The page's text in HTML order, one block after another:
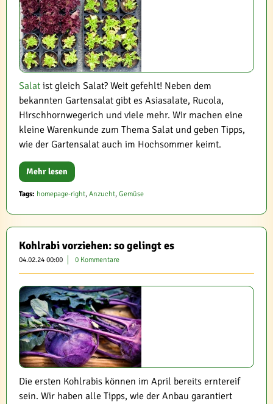
Salat ist gleich Salat? Weit gefehlt! Neben dem
bekannten Gartensalat gibt es Asiasalate, Rucola,
Hirschhornwegerich und viele mehr. Wir machen eine
kleine Warenkunde zum Thema Salat und geben Tipps,
wie der Gartensalat auch im Hochsommer keimt.
Mehr lesen
Tags: homepage-right, Anzucht, Gemüse
Kohlrabi vorziehen: so gelingt es
04.02.24 00:00 0 Kommentare
Die ersten Kohlrabis können im April bereits erntereif
sein. Wir haben alle Tipps, wie der Anbau garantiert